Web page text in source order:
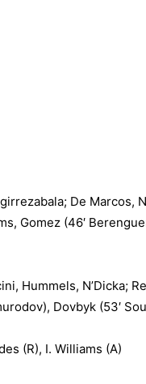
De Marcos,
Gomez (46′
Hummels, N’Dicka;
Dovbyk (53′
(R), I. Williams (A)